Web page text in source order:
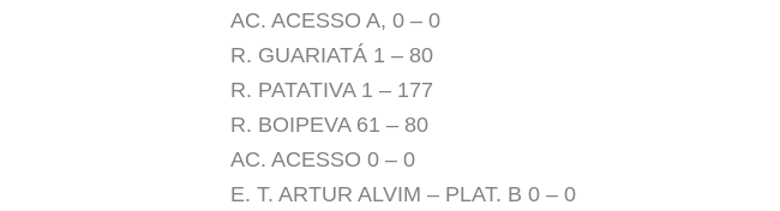
AC. ACESSO A, 0 – 0
R. GUARIATÁ 1 – 80
R. PATATIVA 1 – 177
R. BOIPEVA 61 – 80
AC. ACESSO 0 – 0
E. T. ARTUR ALVIM – PLAT. B 0 – 0